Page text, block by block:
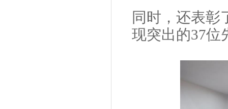
同时，还表彰
现突出的37位